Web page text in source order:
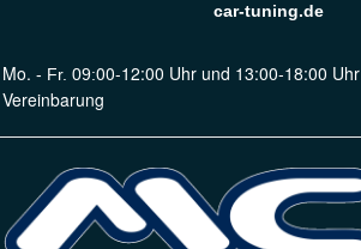
car-tuning.de
Mo. - Fr. 09:00-12:00 Uhr und 13:00-18:00 Uhr
Vereinbarung